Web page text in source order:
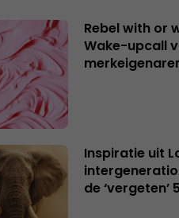
Rebel with or
Wake-upcall
Inspiratie uit
de ‘vergeten’